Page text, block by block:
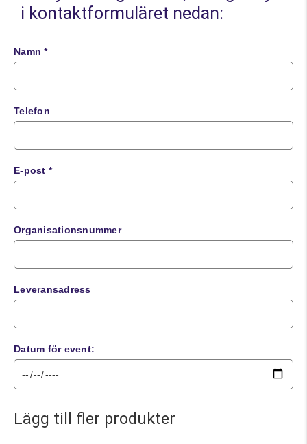
i kontaktformuläret nedan:
Namn *
Telefon
E-post *
Organisationsnummer
Leveransadress
Datum för event:
Lägg till fler produkter